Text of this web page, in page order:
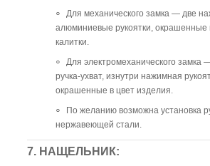
Для механического замка — две
алюминиевые рукоятки, окрашенные
калитки.
Для электромеханического замка
ручка-ухват, изнутри нажимная
окрашенные в цвет изделия.
По желанию возможна установка
нержавеющей стали.
7. НАЩЕЛЬНИК: